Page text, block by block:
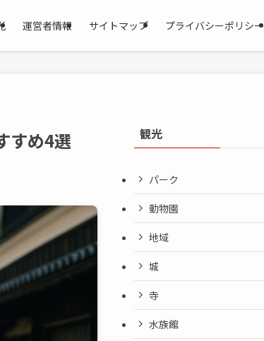
運営者情報 サイトマップ プライバシーポリシー
すめ4選 観光
パーク
動物園
地域
城
寺
水族館